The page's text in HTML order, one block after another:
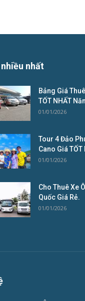
nhất
Bảng Giá
TỐT NHẤT
01/01/2026
Tour 4 Đảo
Cano Giá TỐT
01/01/2026
Cho Thuê Xe
Quốc Giá Rẻ.
01/01/2026